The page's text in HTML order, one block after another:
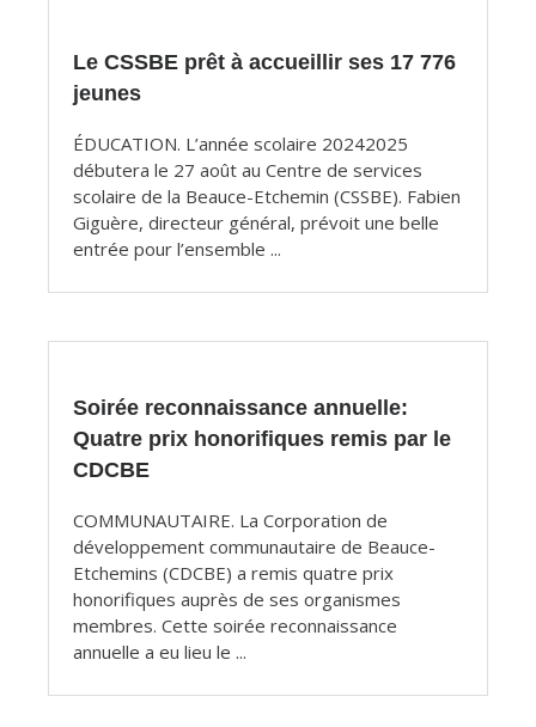
Le CSSBE prêt à accueillir ses 17 776
jeunes
ÉDUCATION. L’année scolaire 20242025
débutera le 27 août au Centre de services
scolaire de la Beauce-Etchemin (CSSBE). Fabien
Giguère, directeur général, prévoit une belle
entrée pour l’ensemble ...
Soirée reconnaissance annuelle:
Quatre prix honorifiques remis par le
CDCBE
COMMUNAUTAIRE. La Corporation de
développement communautaire de Beauce-
Etchemins (CDCBE) a remis quatre prix
honorifiques auprès de ses organismes
membres. Cette soirée reconnaissance
annuelle a eu lieu le ...